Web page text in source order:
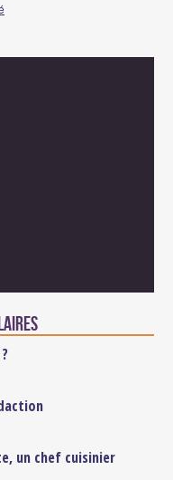
un chef cuisinier